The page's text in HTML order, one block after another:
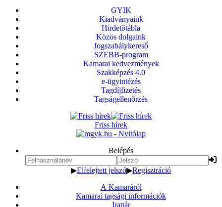
GYIK
Kiadványaink
Hirdetőtábla
Közös dolgaink
Jogszabálykereső
SZEBB-program
Kamarai kedvezmények
Szakképzés 4.0
e-ügyintézés
Tagdíjfizetés
Tagságellenőrzés
Friss hírek
Belépés
▶Elfelejtett jelszó▶Regisztráció
A Kamaráról
Kamarai tagsági információk
Irattár